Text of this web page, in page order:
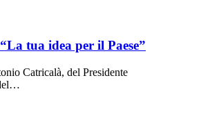
tua idea per il Paese”
Catricalà, del Presidente